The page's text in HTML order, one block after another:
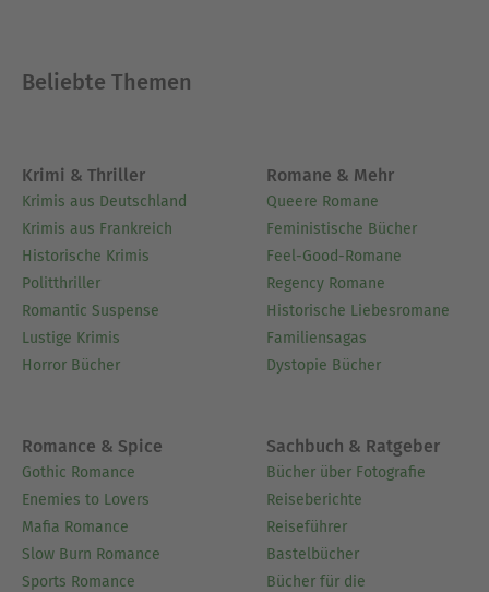
Beliebte Themen
Krimi & Thriller
Krimis aus Deutschland
Krimis aus Frankreich
Historische Krimis
Politthriller
Romantic Suspense
Lustige Krimis
Horror Bücher
Romane & Mehr
Queere Romane
Feministische Bücher
Feel-Good-Romane
Regency Romane
Historische Liebesromane
Familiensagas
Dystopie Bücher
Romance & Spice
Gothic Romance
Enemies to Lovers
Mafia Romance
Slow Burn Romance
Sports Romance
Sachbuch & Ratgeber
Bücher über Fotografie
Reiseberichte
Reiseführer
Bastelbücher
Bücher für die